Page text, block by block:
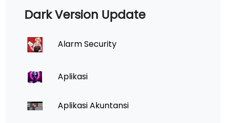
Dark Version Update
Alarm Security
Aplikasi
Aplikasi Akuntansi